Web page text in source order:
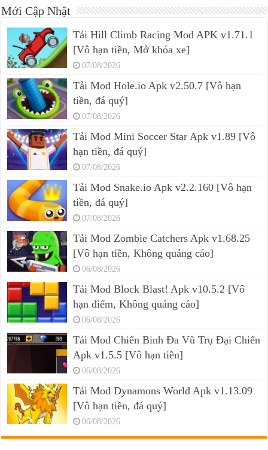
Mới Cập Nhật
Tải Hill Climb Racing Mod APK v1.71.1
[Vô hạn tiền, Mở khóa xe]
07/08/2026
Tải Mod Hole.io Apk v2.50.7 [Vô hạn
tiền, đá quý]
07/08/2026
Tải Mod Mini Soccer Star Apk v1.89 [Vô
hạn tiền, đá quý]
07/08/2026
Tải Mod Snake.io Apk v2.2.160 [Vô hạn
tiền, đá quý]
07/08/2026
Tải Mod Zombie Catchers Apk v1.68.25
[Vô hạn tiền, Không quảng cáo]
06/08/2026
Tải Mod Block Blast! Apk v10.5.2 [Vô
hạn điểm, Không quảng cáo]
06/08/2026
Tải Mod Chiến Binh Đa Vũ Trụ Đại Chiến
Apk v1.5.5 [Vô hạn tiền]
06/08/2026
Tải Mod Dynamons World Apk v1.13.09
[Vô hạn tiền, đá quý]
06/08/2026